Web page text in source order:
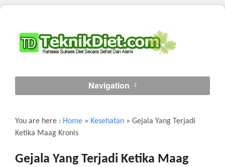
Navigation
You are here : Home » Kesehatan » Gejala Yang Terjadi
Ketika Maag Kronis
Gejala Yang Terjadi Ketika Maag